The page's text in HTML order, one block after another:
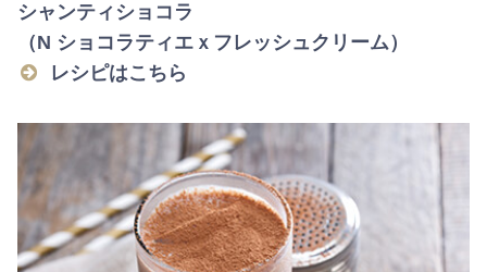
シャンティショコラ
（N ショコラティエｘフレッシュクリーム）
レシピはこちら